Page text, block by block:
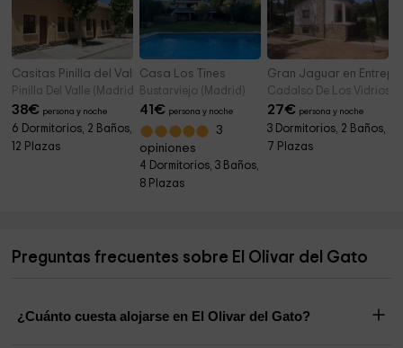
Casitas Pinilla del Valle
Pinilla Del Valle (Madrid)
38€ persona y noche
6 Dormitorios, 2 Baños,
12 Plazas
Casa Los Tines
Bustarviejo (Madrid)
41€ persona y noche
3
opiniones
4 Dormitorios, 3 Baños,
8 Plazas
Gran Jaguar en
Cadalso De Los Vidrios
27€ persona y noche
3 Dormitorios, 2 Baños,
7 Plazas
Preguntas frecuentes sobre El Olivar del Gato
¿Cuánto cuesta alojarse en El Olivar del Gato?